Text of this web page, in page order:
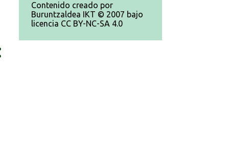
Contenido creado por
Buruntzaldea IKT © 2007 bajo
licencia CC BY-NC-SA 4.0